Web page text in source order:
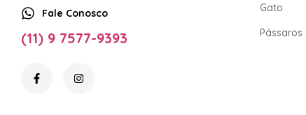
Fale Conosco
(11) 9 7577-9393
Gato
Pássaros